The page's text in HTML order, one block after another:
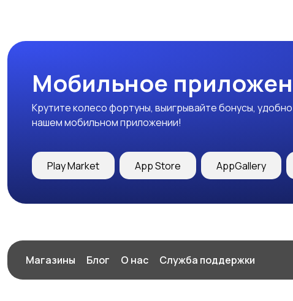
Мобильное
Крутите колесо фортуны, выигрывайте бонусы,
нашем мобильном приложении!
Play Market App Store AppGallery
Магазины Блог О нас Служба поддержки